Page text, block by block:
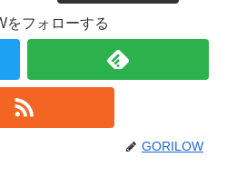
をフォローする
GORILOW